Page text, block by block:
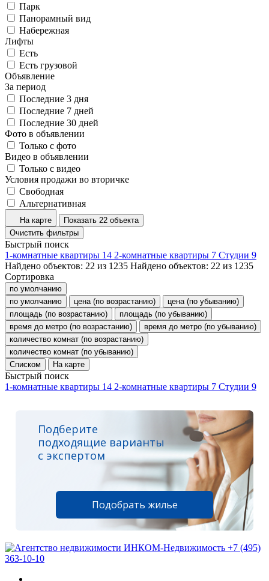
Парк
Панорамный вид
Набережная
Лифты
Есть
Есть грузовой
Объявление
За период
Последние 3 дня
Последние 7 дней
Последние 30 дней
Фото в объявлении
Только с фото
Видео в объявлении
Только с видео
Условия продажи во вторичке
Свободная
Альтернативная
На карте
Показать 22 объекта
Очистить фильтры
Быстрый поиск
1-комнатные квартиры 14 2-комнатные квартиры 7 Студии 9
Найдено объектов: 22 из 1235 Найдено объектов: 22 из 1235
Сортировка
по умолчанию
по умолчанию
цена (по возрастанию)
цена (по убыванию)
площадь (по возрастанию)
площадь (по убыванию)
время до метро (по возрастанию)
время до метро (по убыванию)
количество комнат (по возрастанию)
количество комнат (по убыванию)
Списком
На карте
Быстрый поиск
1-комнатные квартиры 14 2-комнатные квартиры 7 Студии 9
Подберите
подходящие варианты
с экспертом
Подобрать жилье
+7 (495)
363-10-10